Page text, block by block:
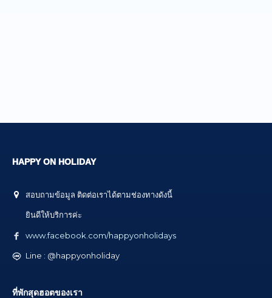
HAPPY ON HOLIDAY
สอบถามข้อมูล ติดต่อเราได้ตามช่องทางดังนี้
ยินดีให้บริการค่ะ
www.facebook.com/happyonholidays
Line : @happyonholiday
ที่พักสุดฮอตของเรา